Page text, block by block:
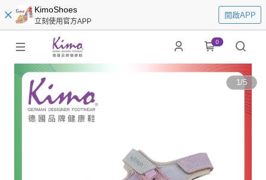
KimoShoes
立刻使用官方APP
開啟APP
0
1/5